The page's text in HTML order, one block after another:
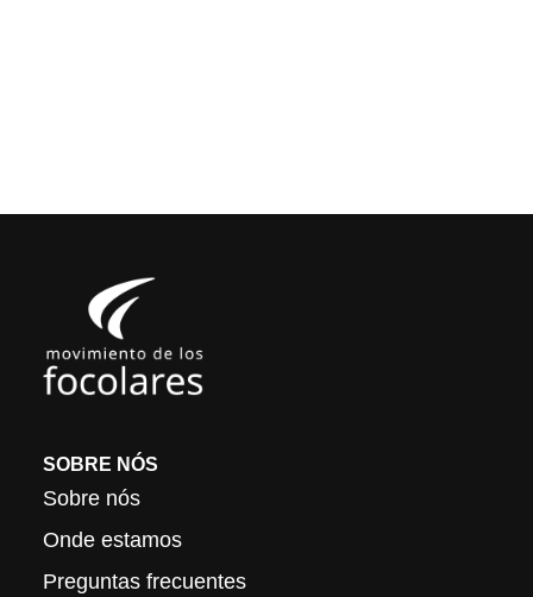
SOBRE NÓS
Sobre nós
Onde estamos
Preguntas frecuentes